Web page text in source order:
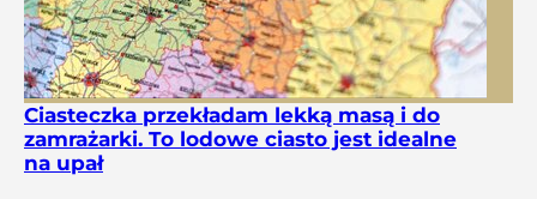
Ciasteczka przekładam lekką masą i do
zamrażarki. To lodowe ciasto jest idealne
na upał